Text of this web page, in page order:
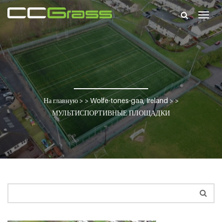
На главную> > Wolfe-tones-gaa, Ireland> >
МУЛЬТИСПОРТИВНЫЕ ПЛОЩАДКИ